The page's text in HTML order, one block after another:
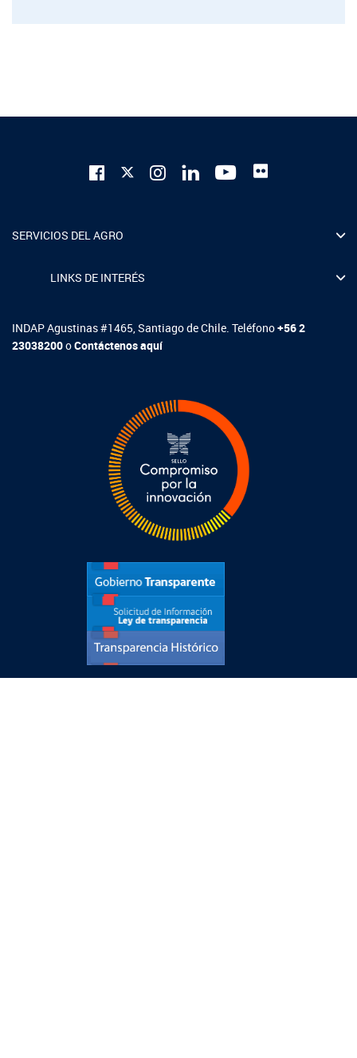
SERVICIOS DEL AGRO
LINKS DE INTERÉS
INDAP Agustinas #1465, Santiago de Chile. Teléfono+56 2
23038200oContáctenos aquí